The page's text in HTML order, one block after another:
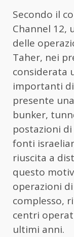
Secondo il
Channel 12,
delle
Taher, nei
considerata
importanti di
presente
bunker,
postazioni
fonti
riuscita a
questo
operazioni
complesso,
centri
ultimi anni.